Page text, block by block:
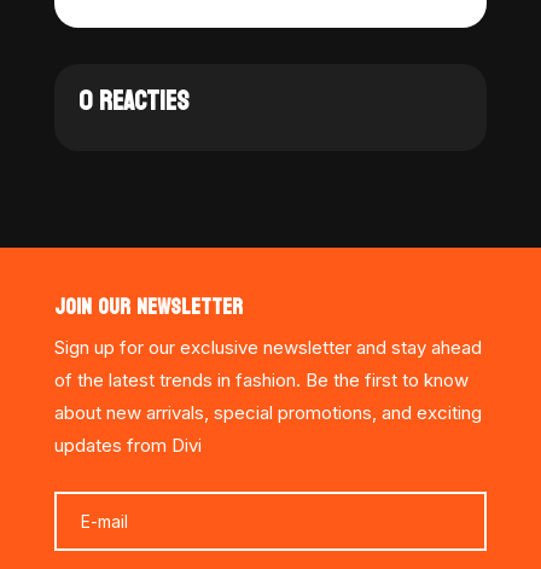
0 REACTIES
JOIN OUR NEWSLETTER
Sign up for our exclusive newsletter and stay ahead
of the latest trends in fashion. Be the first to know
about new arrivals, special promotions, and exciting
updates from Divi